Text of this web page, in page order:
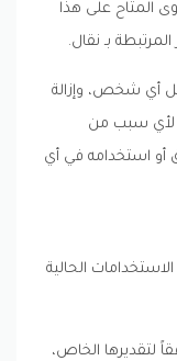
المتاح على هذا
بـ نقال.
أي شخص، وإزالة
لأي سبب من
أو استخدامه في أي
الحالية
لتقديرها الخاص،